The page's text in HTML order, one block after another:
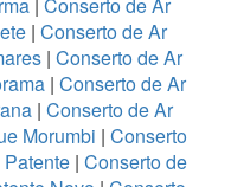
| Conserto de Ar
| Conserto de Ar
| Conserto de Ar
| Conserto de Ar
Morumbi | Conserto
| Conserto de